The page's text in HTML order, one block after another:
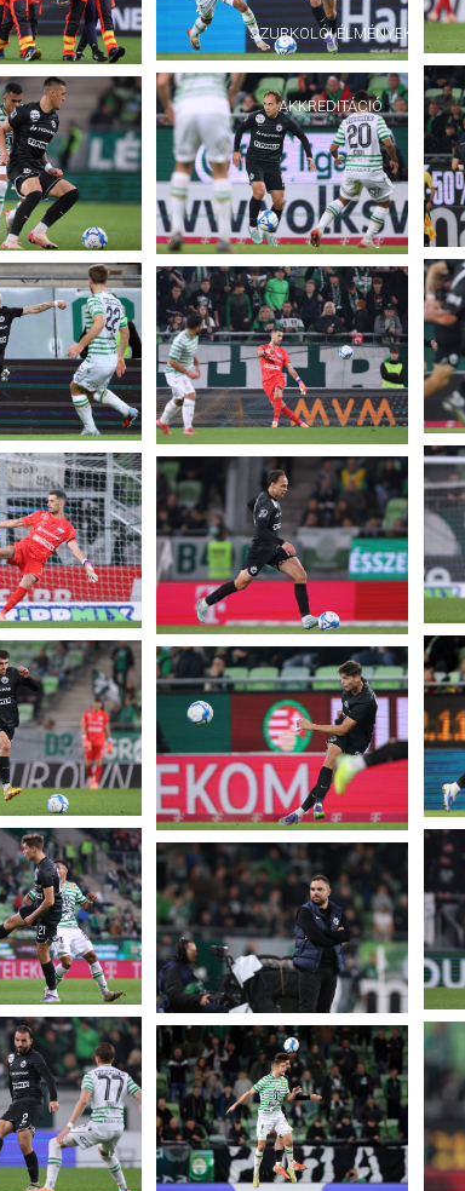
SZURKOLÓI ÉLMÉNYEK
AKKREDITÁCIÓ